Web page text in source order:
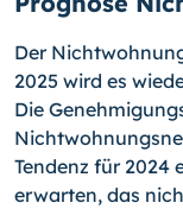
Der
2025 wird es
Die
Tendenz für 2024
erwarten, das